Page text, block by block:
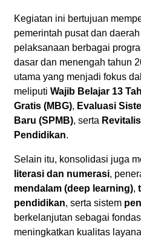
Kegiatan ini bertujuan
pemerintah pusat dan
pelaksanaan berbagai
dasar dan menengah tahun
utama yang menjadi fokus
meliputi Wajib Belajar 13
Gratis (MBG), Evaluasi
Baru (SPMB), serta
Pendidikan.
Selain itu, konsolidasi juga
literasi dan numerasi,
mendalam (deep learning),
pendidikan, serta sistem
berkelanjutan sebagai
meningkatkan kualitas